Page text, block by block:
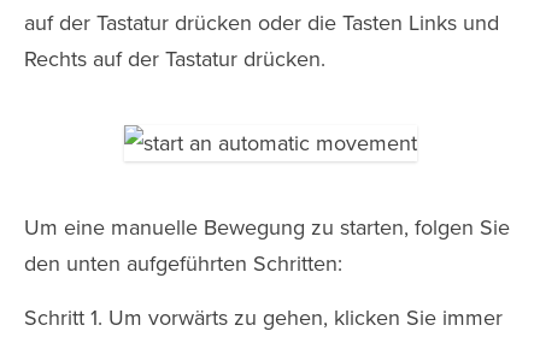
auf der Tastatur drücken oder die Tasten Links und
Rechts auf der Tastatur drücken.
Um eine manuelle Bewegung zu starten, folgen Sie
den unten aufgeführten Schritten:
Schritt 1. Um vorwärts zu gehen, klicken Sie immer